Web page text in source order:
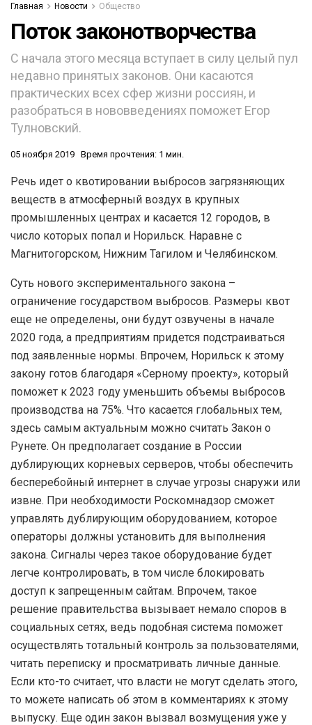
Главная Новости Общество
Поток законотворчества
С начала этого месяца вступает в силу целый пул
недавно принятых законов. Они касаются
практических всех сфер жизни россиян, и
разобраться в нововведениях поможет Егор
Тулновский.
05 ноября 2019 Время прочтения: 1 мин.
Речь идет о квотировании выбросов загрязняющих
веществ в атмосферный воздух в крупных
промышленных центрах и касается 12 городов, в
число которых попал и Норильск. Наравне с
Магнитогорском, Нижним Тагилом и Челябинском.
Суть нового экспериментального закона –
ограничение государством выбросов. Размеры квот
еще не определены, они будут озвучены в начале
2020 года, а предприятиям придется подстраиваться
под заявленные нормы. Впрочем, Норильск к этому
закону готов благодаря «Серному проекту», который
поможет к 2023 году уменьшить объемы выбросов
производства на 75%. Что касается глобальных тем,
здесь самым актуальным можно считать Закон о
Рунете. Он предполагает создание в России
дублирующих корневых серверов, чтобы обеспечить
бесперебойный интернет в случае угрозы снаружи или
извне. При необходимости Роскомнадзор сможет
управлять дублирующим оборудованием, которое
операторы должны установить для выполнения
закона. Сигналы через такое оборудование будет
легче контролировать, в том числе блокировать
доступ к запрещенным сайтам. Впрочем, такое
решение правительства вызывает немало споров в
социальных сетях, ведь подобная система поможет
осуществлять тотальный контроль за пользователями,
читать переписку и просматривать личные данные.
Если кто-то считает, что власти не могут сделать этого,
то можете написать об этом в комментариях к этому
выпуску. Еще один закон вызвал возмущения уже у